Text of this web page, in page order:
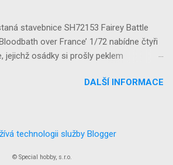
stavebnice SH72153 Fairey Battle
over France’ 1/72 nabídne čtyři
jejichž osádky si prošly peklem
DALŠÍ INFORMACE
technologii služby Blogger
© Special hobby, s.r.o.